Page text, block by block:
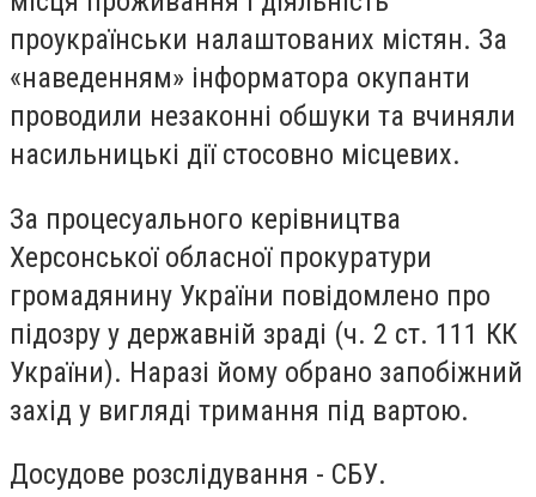
проукраїнськи налаштованих містян. За
«наведенням» інформатора окупанти
проводили незаконні обшуки та вчиняли
насильницькі дії стосовно місцевих.
За процесуального керівництва
Херсонської обласної прокуратури
громадянину України повідомлено про
підозру у державній зраді (ч. 2 ст. 111 КК
України). Наразі йому обрано запобіжний
захід у вигляді тримання під вартою.
Досудове розслідування - СБУ.